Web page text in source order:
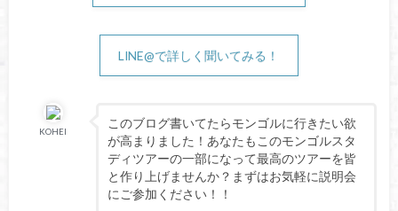
LINE@で詳しく聞いてみる！
KOHEI
このブログ書いてたらモンゴルに行きたい欲
が高まりました！あなたもこのモンゴルスタ
ディツアーの一部になって最高のツアーを皆
と作り上げませんか？まずはお気軽に説明会
にご参加ください！！